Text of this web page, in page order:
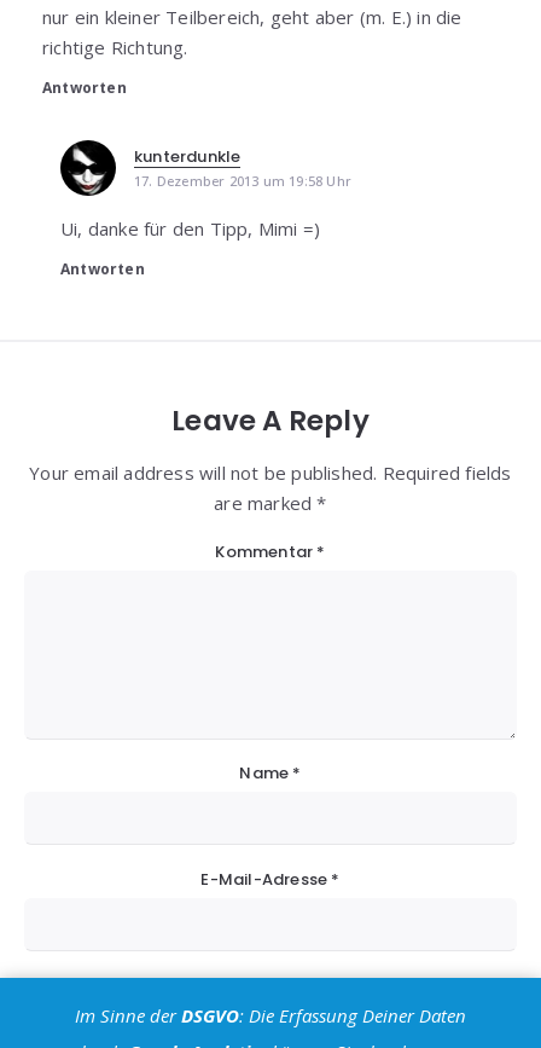
nur ein kleiner Teilbereich, geht aber (m. E.) in die
richtige Richtung.
Antworten
kunterdunkle
17. Dezember 2013 um 19:58 Uhr
Ui, danke für den Tipp, Mimi =)
Antworten
Leave A Reply
Your email address will not be published. Required fields
are marked *
Kommentar *
Name *
E-Mail-Adresse *
Website
Im Sinne derDSGVO: Die Erfassung Deiner Daten